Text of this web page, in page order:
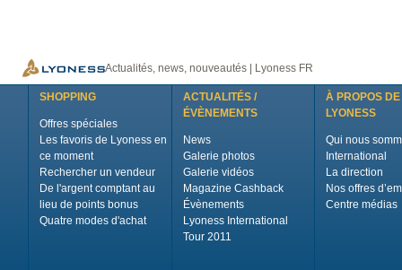
Actualités, news, nouveautés | Lyoness FR
SHOPPING
Offres spéciales
Les favoris de Lyoness en
ce moment
Rechercher un vendeur
De l'argent comptant au
lieu de points bonus
Quatre modes d'achat
ACTUALITÉS /
ÉVÈNEMENTS
News
Galerie photos
Galerie vidéos
Magazine Cashback
Évènements
Lyoness International
Tour 2011
À PROPOS DE
LYONESS
Qui nous
International
La direction
Nos offres
Centre médias